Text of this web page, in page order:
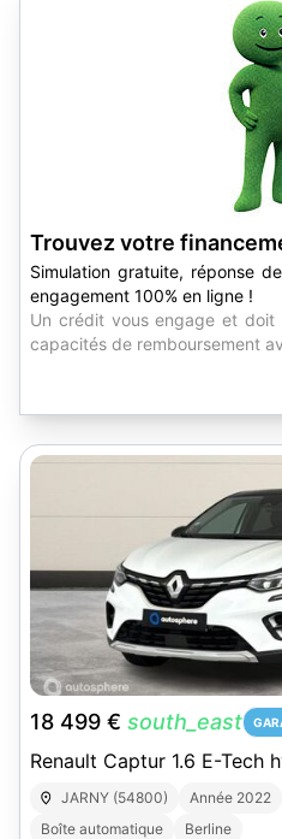
Trouvez votre
Simulation gratuite, réponse
engagement 100% en ligne !
Un crédit vous engage et doit
capacités de remboursement
18 499 € south_east
Renault Captur 1.6 E-Tech
JARNY (54800) Année 2022
Boîte automatique
Berline